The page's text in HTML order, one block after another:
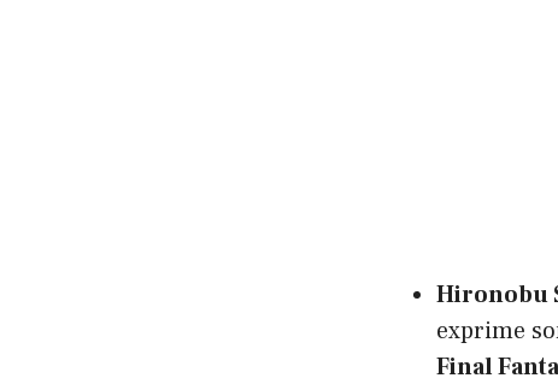
Hironobu
exprime
Final